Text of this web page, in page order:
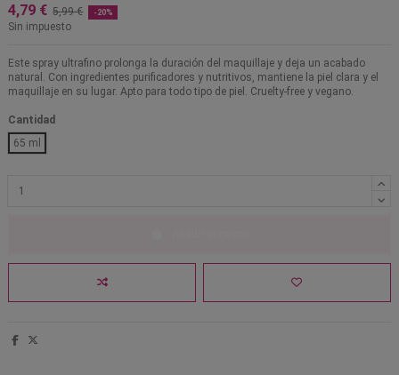
4,79 € 5,99 € -20%
Sin impuesto
Este spray ultrafino prolonga la duración del maquillaje y deja un acabado
natural. Con ingredientes purificadores y nutritivos, mantiene la piel clara y el
maquillaje en su lugar. Apto para todo tipo de piel. Cruelty-free y vegano.
Cantidad
65 ml